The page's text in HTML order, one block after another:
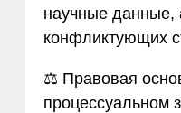
научные данные,
конфликтующих
⚖️ Правовая
процессуальном